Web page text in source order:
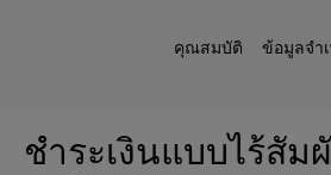
คุณสมบัติ ข้อมูลจำ
ชำระเงินแบบไร้สัม